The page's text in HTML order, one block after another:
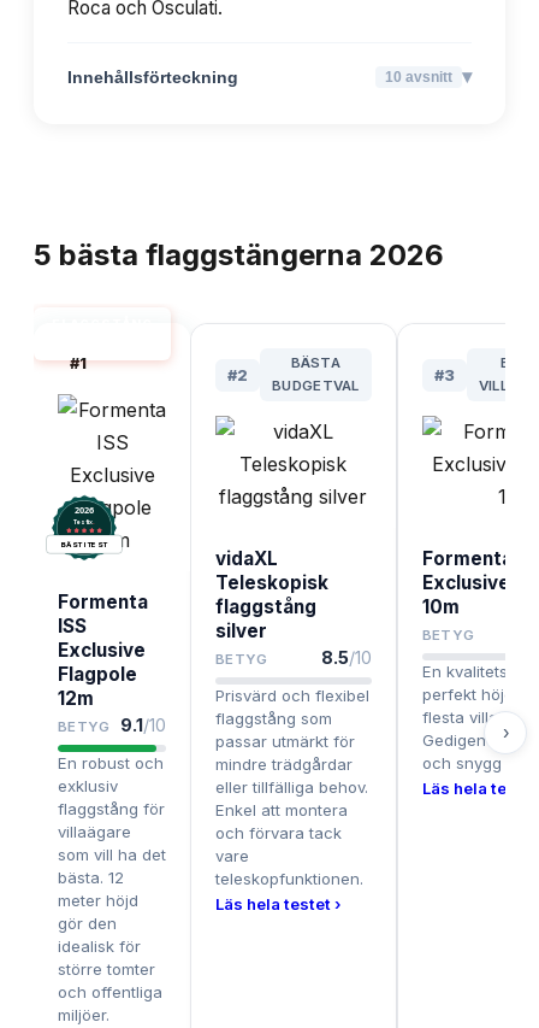
Roca och Osculati.
Innehållsförteckning 10 avsnitt ▾
5 bästa flaggstängerna 2026
#1
2026
Testix.
BÄST I TEST
Formenta
ISS
Exclusive
Flagpole
12m
BETYG 9.1/10
En robust och
exklusiv
flaggstång för
villaägare
som vill ha det
bästa. 12
meter höjd
gör den
idealisk för
större tomter
och offentliga
miljöer.
#2
BÄSTA
BUDGETVAL
vidaXL
Teleskopisk
flaggstång
silver
BETYG 8.5/10
Prisvärd och flexibel
flaggstång som
passar utmärkt för
mindre trädgårdar
eller tillfälliga behov.
Enkel att montera
och förvara tack
vare
teleskopfunktionen.
Läs hela testet ›
#3
Formenta
Exclusive
10m
BETYG
En
perfekt höjd
flesta
Gedigen
och snygg
Läs hela testet
›